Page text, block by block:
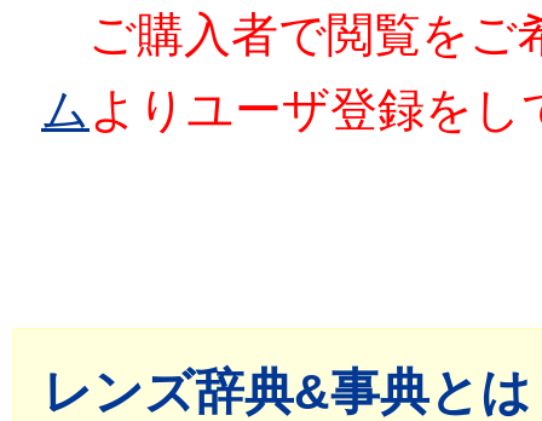
ご購入者で閲覧をご
ム よりユーザ登録をし
レンズ辞典&事典と